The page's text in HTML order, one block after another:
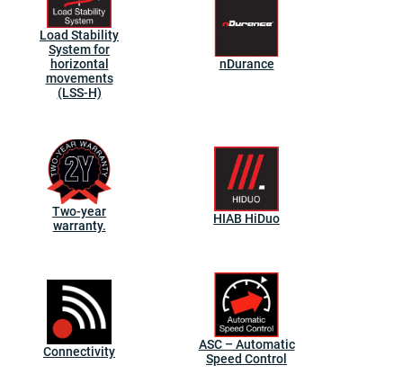
Load Stability
System for
horizontal
movements
(LSS-H)
nDurance
Two-year
warranty.
HIAB HiDuo
Connectivity
ASC – Automatic
Speed Control